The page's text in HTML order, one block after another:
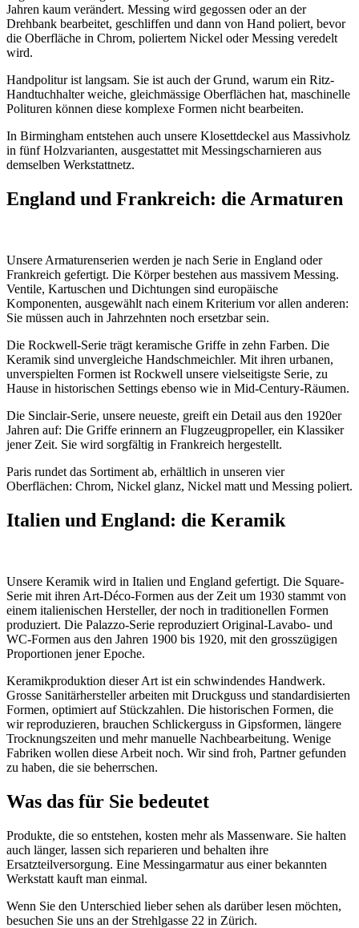
Jahren kaum verändert. Messing wird gegossen oder an der
Drehbank bearbeitet, geschliffen und dann von Hand poliert, bevor
die Oberfläche in Chrom, poliertem Nickel oder Messing veredelt
wird.
Handpolitur ist langsam. Sie ist auch der Grund, warum ein Ritz-
Handtuchhalter weiche, gleichmässige Oberflächen hat, maschinelle
Polituren können diese komplexe Formen nicht bearbeiten.
In Birmingham entstehen auch unsere Klosettdeckel aus Massivholz
in fünf Holzvarianten, ausgestattet mit Messingscharnieren aus
demselben Werkstattnetz.
England und Frankreich: die Armaturen
Unsere Armaturenserien werden je nach Serie in England oder
Frankreich gefertigt. Die Körper bestehen aus massivem Messing.
Ventile, Kartuschen und Dichtungen sind europäische
Komponenten, ausgewählt nach einem Kriterium vor allen anderen:
Sie müssen auch in Jahrzehnten noch ersetzbar sein.
Die Rockwell-Serie trägt keramische Griffe in zehn Farben. Die
Keramik sind unvergleiche Handschmeichler. Mit ihren urbanen,
unverspielten Formen ist Rockwell unsere vielseitigste Serie, zu
Hause in historischen Settings ebenso wie in Mid-Century-Räumen.
Die Sinclair-Serie, unsere neueste, greift ein Detail aus den 1920er
Jahren auf: Die Griffe erinnern an Flugzeugpropeller, ein Klassiker
jener Zeit. Sie wird sorgfältig in Frankreich hergestellt.
Paris rundet das Sortiment ab, erhältlich in unseren vier
Oberflächen: Chrom, Nickel glanz, Nickel matt und Messing poliert.
Italien und England: die Keramik
Unsere Keramik wird in Italien und England gefertigt. Die Square-
Serie mit ihren Art-Déco-Formen aus der Zeit um 1930 stammt von
einem italienischen Hersteller, der noch in traditionellen Formen
produziert. Die Palazzo-Serie reproduziert Original-Lavabo- und
WC-Formen aus den Jahren 1900 bis 1920, mit den grosszügigen
Proportionen jener Epoche.
Keramikproduktion dieser Art ist ein schwindendes Handwerk.
Grosse Sanitärhersteller arbeiten mit Druckguss und standardisierten
Formen, optimiert auf Stückzahlen. Die historischen Formen, die
wir reproduzieren, brauchen Schlickerguss in Gipsformen, längere
Trocknungszeiten und mehr manuelle Nachbearbeitung. Wenige
Fabriken wollen diese Arbeit noch. Wir sind froh, Partner gefunden
zu haben, die sie beherrschen.
Was das für Sie bedeutet
Produkte, die so entstehen, kosten mehr als Massenware. Sie halten
auch länger, lassen sich reparieren und behalten ihre
Ersatzteilversorgung. Eine Messingarmatur aus einer bekannten
Werkstatt kauft man einmal.
Wenn Sie den Unterschied lieber sehen als darüber lesen möchten,
besuchen Sie uns an der Strehlgasse 22 in Zürich.